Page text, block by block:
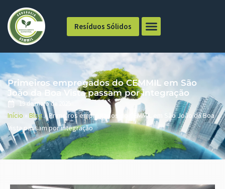
Resíduos Sólidos
Primeiros empregados do CEMMIL em São
João da Boa Vista passam por integração
19 de maio de 2025
Início » Blog»Primeiros empregados do CEMMIL em São João da Boa
Vista passam por integração